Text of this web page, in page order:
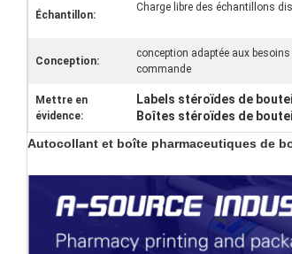
Échantillon:
Charge libre des échantillons
Conception:
conception adaptée aux
commande
Mettre en
évidence:
Labels stéroïdes de
Boîtes stéroïdes de
Autocollant et boîte pharmaceutiques de